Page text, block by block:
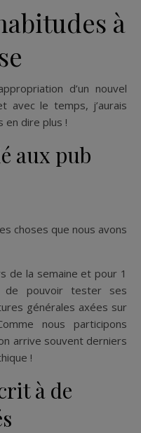
à
d’un nouvel
avec le temps, j’aurais
en dire plus !
aux pub
choses que nous avons
de la semaine et pour 1
de pouvoir tester ses
générales axées sur
nous participons
arrive souvent derniers
!
à de